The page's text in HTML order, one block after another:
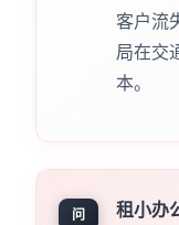
客户流
局在交
本。
问
租小办